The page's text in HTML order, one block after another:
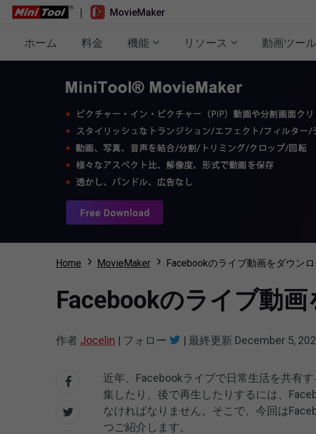
| MovieMaker
ホーム 料金 機能 リソース 動画ツール
Home MovieMaker Facebookのライブ動画をダウン
Facebookのライブ動
作者 Jocelin | フォロー | 最終更新 December 5,
近年、Facebookライブで日常生活を共有
集したり、後で再生したりするには、
なければなりません。そこで、今回は
つご紹介します。